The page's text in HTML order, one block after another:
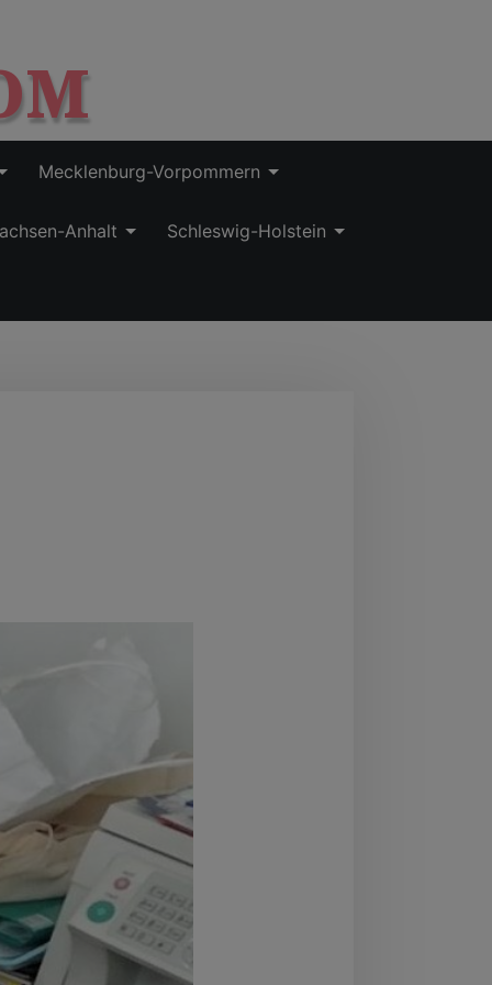
Mecklenburg-Vorpommern
Anhalt Schleswig-Holstein